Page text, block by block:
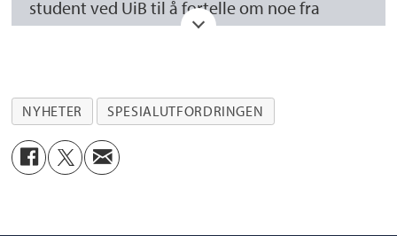
student ved UiB til å fortelle om noe fra
som du vil prate om, og bruker 2-3 minutter
til å fortelle om hvorfor du valgte den
nettopp den.
NYHETER SPESIALUTFORDRINGEN